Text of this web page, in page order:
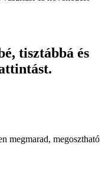
tisztábbá és
megmarad, megosztható